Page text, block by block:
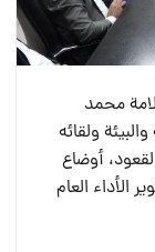
محمد
ولقائه
أوضاع
الأداء العام